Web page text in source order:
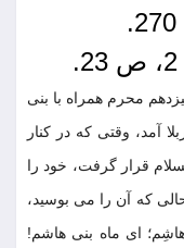
محرم همراه با بنی
آمد، وقتی که در کنار
قرار گرفت، خود را
که آن را می بوسید،
هاشِم؛ ای ماه بنی هاشم!